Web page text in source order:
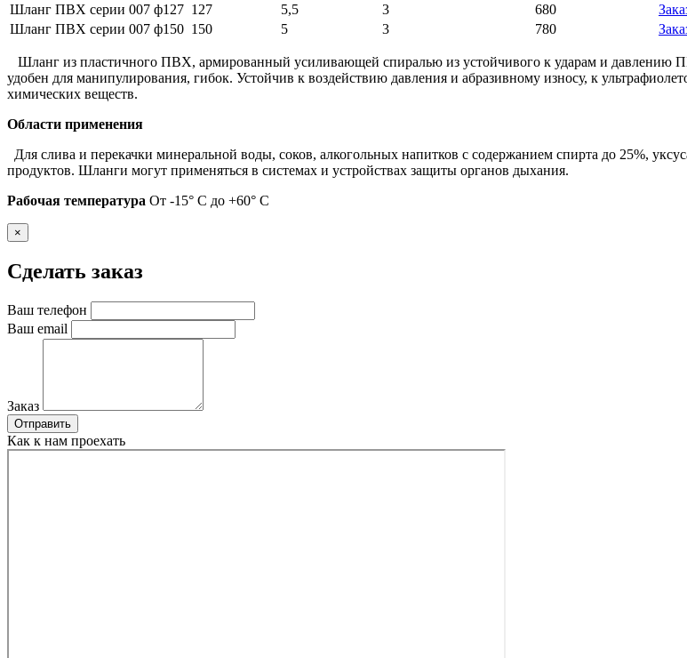
Шланг ПВХ серии 007 ф127 127 5,5 3 680
Шланг ПВХ серии 007 ф150 150 5 3 780
Шланг из пластичного ПВХ, армированный усиливающей спиралью из устойчивого к ударам и давлению
удобен для манипулирования, гибок. Устойчив к воздействию давления и абразивному износу, к
химических веществ.
Области применения
Для слива и перекачки минеральной воды, соков, алкогольных напитков с содержанием спирта до 25%,
продуктов. Шланги могут применяться в системах и устройствах защиты органов дыхания.
Рабочая температура От -15° C до +60° C
×
Сделать заказ
Ваш телефон
Ваш email
Заказ
Отправить
Как к нам проехать